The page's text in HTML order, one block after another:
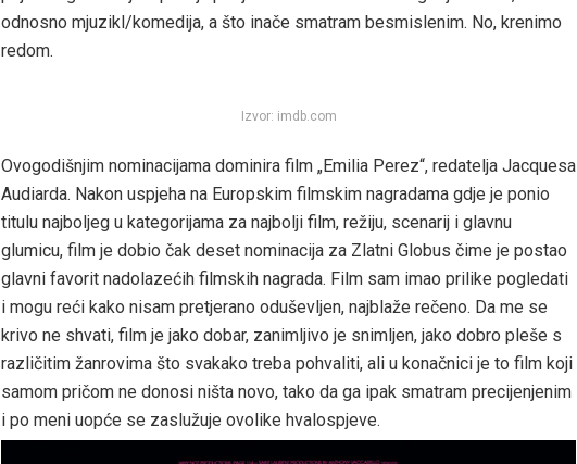
odnosno mjuzikl/komedija, a što inače smatram besmislenim. No, krenimo
redom.
Izvor: imdb.com
Ovogodišnjim nominacijama dominira film „Emilia Perez“, redatelja Jacquesa
Audiarda. Nakon uspjeha na Europskim filmskim nagradama gdje je ponio
titulu najboljeg u kategorijama za najbolji film, režiju, scenarij i glavnu
glumicu, film je dobio čak deset nominacija za Zlatni Globus čime je postao
glavni favorit nadolazećih filmskih nagrada. Film sam imao prilike pogledati
i mogu reći kako nisam pretjerano oduševljen, najblaže rečeno. Da me se
krivo ne shvati, film je jako dobar, zanimljivo je snimljen, jako dobro pleše s
različitim žanrovima što svakako treba pohvaliti, ali u konačnici je to film koji
samom pričom ne donosi ništa novo, tako da ga ipak smatram precijenjenim
i po meni uopće se zaslužuje ovolike hvalospjeve.